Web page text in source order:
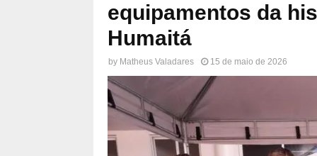
equipamentos da
Humaitá
by Matheus Valadares 15 de maio de 2026